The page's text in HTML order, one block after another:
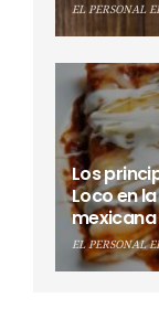
EL PERSONAL
Los
Loco en
mexicana
EL PERSONAL